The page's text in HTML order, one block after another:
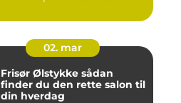
02. mar
Frisør Ølstykke sådan
finder du den rette salon til
din hverdag